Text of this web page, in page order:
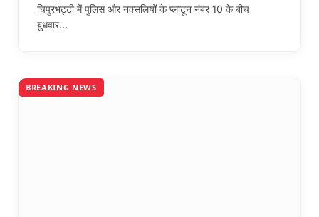
चिपुरभट्टी में पुलिस और नक्सलियों के प्लाटून नंबर 10 के बीच
बुधवार…
BREAKING NEWS